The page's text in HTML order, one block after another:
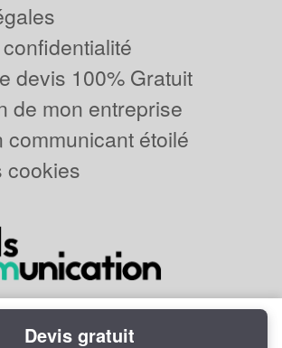
devis 100% Gratuit
de mon entreprise
communicant étoilé
cookies
Devis gratuit